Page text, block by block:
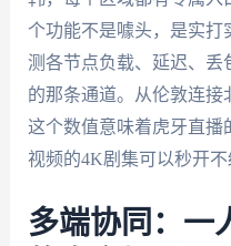
个功能不是噱头，是实打
测各节点负载、延迟、丢
的那条通道。从伦敦连接
这个数值意味着虎牙直播
视频的4K剧集可以秒开不
多端协同：一